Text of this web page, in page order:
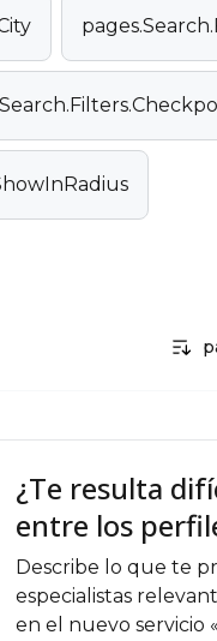
¿Te resulta
entre los
Describe lo que te
especialistas
en el nuevo servicio